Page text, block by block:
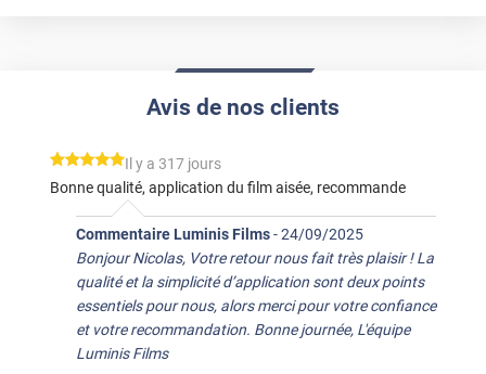
Avis de nos clients
*****
Il y a 317 jours
Bonne qualité, application du film aisée, recommande
Commentaire Luminis Films-24/09/2025
Bonjour Nicolas, Votre retour nous fait très plaisir ! La
qualité et la simplicité d’application sont deux points
essentiels pour nous, alors merci pour votre confiance
et votre recommandation. Bonne journée, L'équipe
Luminis Films